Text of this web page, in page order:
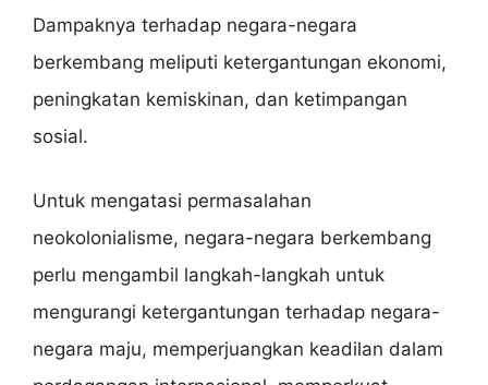
Dampaknya terhadap negara-negara
berkembang meliputi ketergantungan ekonomi,
peningkatan kemiskinan, dan ketimpangan
sosial.
Untuk mengatasi permasalahan
neokolonialisme, negara-negara berkembang
perlu mengambil langkah-langkah untuk
mengurangi ketergantungan terhadap negara-
negara maju, memperjuangkan keadilan dalam